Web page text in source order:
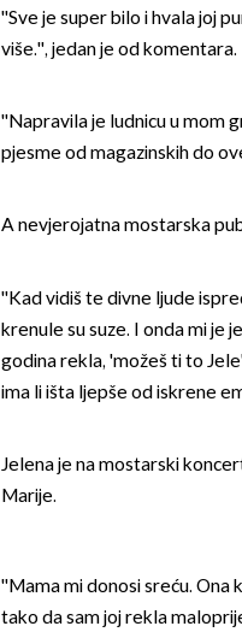
''Sve je super bilo i hvala joj
više.'', jedan je od komentara.
''Napravila je ludnicu u mom
pjesme od magazinskih do
A nevjerojatna mostarska
''Kad vidiš te divne ljude
krenule su suze. I onda mi je
godina rekla, 'možeš ti to
ima li išta ljepše od iskrene
Jelena je na mostarski
Marije.
''Mama mi donosi sreću. Ona
tako da sam joj rekla